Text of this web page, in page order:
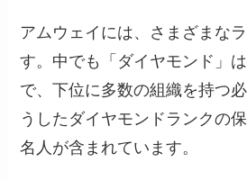
アムウェイには、さまざまな
す。中でも「ダイヤモンド」
で、下位に多数の組織を持つ
うしたダイヤモンドランクの
名人が含まれています。